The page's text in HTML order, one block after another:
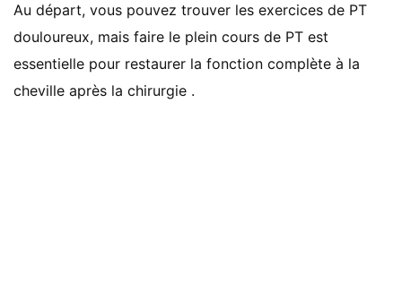
Au départ, vous pouvez trouver les exercices de PT
douloureux, mais faire le plein cours de PT est
essentielle pour restaurer la fonction complète à la
cheville après la chirurgie .